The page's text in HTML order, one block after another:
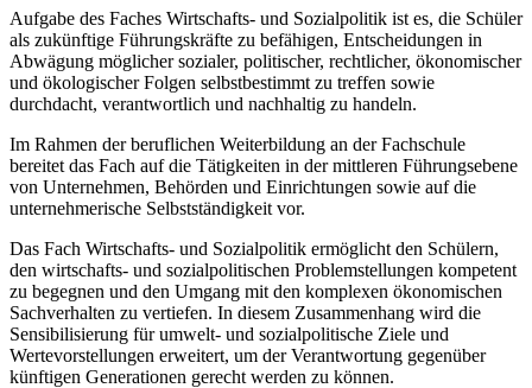
Aufgabe des Faches Wirtschafts- und Sozialpolitik ist es, die Schüler
als zukünftige Führungskräfte zu befähigen, Entscheidungen in
Abwägung möglicher sozialer, politischer, rechtlicher, ökonomischer
und ökologischer Folgen selbstbestimmt zu treffen sowie
durchdacht, verantwortlich und nachhaltig zu handeln.
Im Rahmen der beruflichen Weiterbildung an der Fachschule
bereitet das Fach auf die Tätigkeiten in der mittleren Führungsebene
von Unternehmen, Behörden und Einrichtungen sowie auf die
unternehmerische Selbstständigkeit vor.
Das Fach Wirtschafts- und Sozialpolitik ermöglicht den Schülern,
den wirtschafts- und sozialpolitischen Problemstellungen kompetent
zu begegnen und den Umgang mit den komplexen ökonomischen
Sachverhalten zu vertiefen. In diesem Zusammenhang wird die
Sensibilisierung für umwelt- und sozialpolitische Ziele und
Wertevorstellungen erweitert, um der Verantwortung gegenüber
künftigen Generationen gerecht werden zu können.